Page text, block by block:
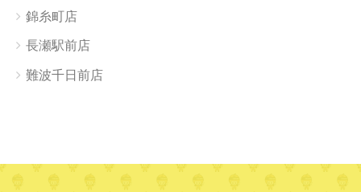
錦糸町店
長瀬駅前店
難波千日前店